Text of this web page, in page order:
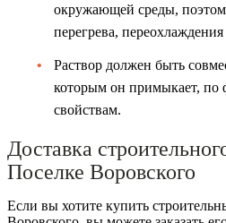
окружающей среды,
перегрева,
Раствор должен быть
которым он примыкает, по
свойствам.
Доставка
Поселке Воровского
Если вы хотите купить